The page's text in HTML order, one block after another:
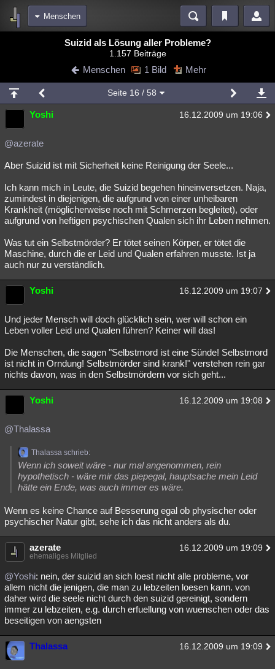
Menschen
Blogs Videos
Chat Wiki Neuigkeiten
meine Rubriken
Menschen Mystery Kriminalfälle
Spiritualität
Natur Umfragen Unterhaltung
weitere Rubriken
Philosophie Träume Orte Esoterik Literatur
Astronomie Helpdesk Gruppen Gaming Filme
Musik Clash Verbesserungen Allmystery English
Übersichten
Besucht Geschlossen
Suizid als Lösung aller Probleme?
1.157 Beiträge
Menschen 1 Bild Mehr
Seite 16 / 58
Yoshi 16.12.2009 um 19:06
@azerate
Aber Suizid ist mit Sicherheit keine Reinigung der Seele...
Ich kann mich in Leute, die Suizid begehen hineinversetzen. Naja,
zumindest in diejenigen, die aufgrund von einer unheibaren
Krankheit (möglicherweise noch mit Schmerzen begleitet), oder
aufgrund von heftigen psychischen Qualen sich ihr Leben nehmen.
Was tut ein Selbstmörder? Er tötet seinen Körper, er tötet die
Maschine, durch die er Leid und Qualen erfahren musste. Ist ja
auch nur zu verständlich.
Yoshi 16.12.2009 um 19:07
Und jeder Mensch will doch glücklich sein, wer will schon ein
Leben voller Leid und Qualen führen? Keiner will das!
Die Menschen, die sagen "Selbstmord ist eine Sünde! Selbstmord
ist nicht in Orndung! Selbstmörder sind krank!" verstehen rein gar
nichts davon, was in den Selbstmördern vor sich geht...
Yoshi 16.12.2009 um 19:08
@Thalassa
Thalassa schrieb:
Wenn ich soweit wäre - nur mal angenommen, rein
hypothetisch - wäre mir das piepegal, hauptsache mein Leid
hätte ein Ende, was auch immer es wäre.
Wenn es keine Chance auf Besserung egal ob physischer oder
psychischer Natur gibt, sehe ich das nicht anders als du.
azerate 16.12.2009 um 19:09
ehemaliges Mitglied
@Yoshi: nein, der suizid an sich loest nicht alle probleme, vor
allem nicht die jenigen, die man zu lebzeiten loesen kann. von
daher wird die seele nicht durch den suizid gereinigt, sondern
immer zu lebzeiten, e.g. durch erfuellung von wuenschen oder das
beseitigen von aengsten
Thalassa 16.12.2009 um 19:09